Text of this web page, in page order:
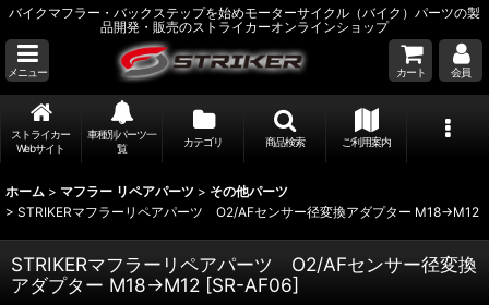
バイクマフラー・バックステップを始めモーターサイクル（バイク）パーツの製
品開発・販売のストライカーオンラインショップ
メニュー カート 会員
ストライカー
Webサイト
車種別パーツ一
覧
カテゴリ 商品検索 ご利用案内
ホーム > マフラー リペアパーツ > その他パーツ
> STRIKERマフラーリペアパーツ O2/AFセンサー径変換アダプター M18→M12
STRIKERマフラーリペアパーツ O2/AFセンサー径変換
アダプター M18→M12 [SR-AF06]